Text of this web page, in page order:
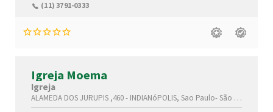
(11) 3791-0333
Igreja Moema
Igreja
ALAMEDA DOS JURUPIS ,460 - INDIANóPOLIS, Sao Paulo-São Paulo(SP)